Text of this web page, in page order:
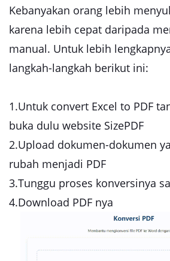
Kebanyakan orang lebih
karena lebih cepat daripada
manual. Untuk lebih
langkah-langkah berikut ini:
1.Untuk convert Excel to PDF
buka dulu website SizePDF
2.Upload dokumen-dokumen
rubah menjadi PDF
3.Tunggu proses konversinya
4.Download PDF nya